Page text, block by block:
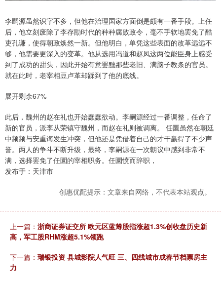
李嗣源虽然识字不多，但他在治理国家方面倒是颇有一番手段。上任
后，他立刻废除了李存勖时代的种种腐败政令，毫不手软地罢免了酷
吏孔谦，使得朝政焕然一新。但他明白，单凭这些表面的改革远远不
够，他需要更深入的变革。他从选用冯道和赵凤这两位能臣身上感受
到了成功的甜头，因此开始有意罢黜那些老旧、满脑子教条的官员。
就在此时，老宰相豆卢革却踩到了他的底线。
展开剩余67%
此后，魏州的赵在礼也开始蠢蠢欲动。李嗣源经过一番调整，任命了
新的官员，派李从荣镇守魏州，而赵在礼则被调离。 任圜虽然在朝廷
中频频与安重诲发生冲突，但他还是凭借着自己的才干赢得了不少声
誉。两人的争斗不断升级，最终，李嗣源在一次朝议中感到非常不
满，选择罢免了任圜的宰相职务。任圜愤而辞职，
发布于：天津市
创惠优配提示：文章来自网络，不代表本站观点。
上一篇： 浙商证券证交所 欧元区蓝筹股指涨超1.3%创收盘历史新
高，军工股RHM涨超5.1%领跑
下一篇： 瑞银投资 县城影院人气旺 三、四线城市成春节档票房主
力